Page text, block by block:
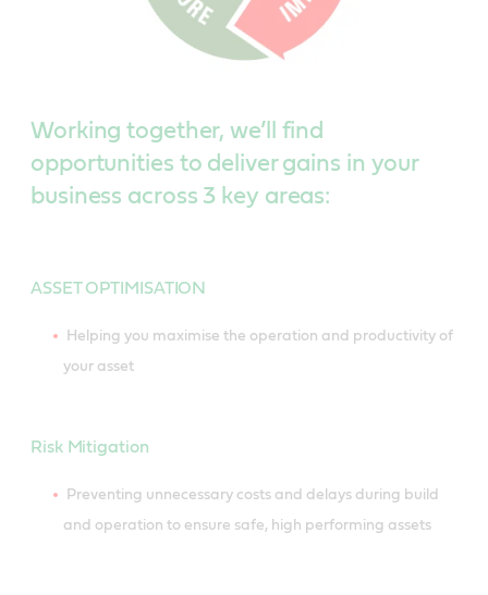
Working together, we’ll find
opportunities to deliver gains in your
business across 3 key areas:
ASSET OPTIMISATION
Helping you maximise the operation and productivity of
your asset
Risk Mitigation
Preventing unnecessary costs and delays during build
and operation to ensure safe, high performing assets